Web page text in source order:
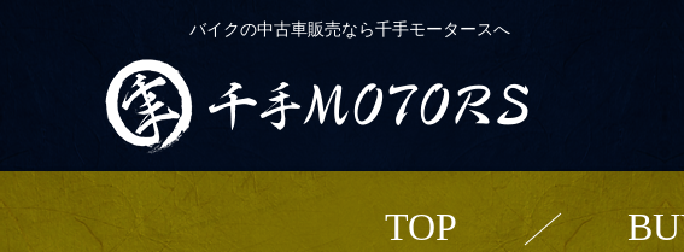
バイクの中古車販売なら千手モータースへ
TOP